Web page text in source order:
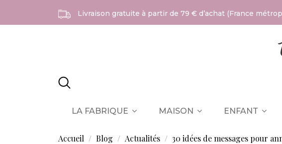
Livraison gratuite à partir de 79 € d’achat (France
LA FABRIQUE MAISON ENFANT
Accueil Blog Actualités 30 idées de messages pour